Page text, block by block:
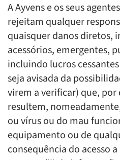
A Ayvens e os seus
rejeitam qualquer
quaisquer danos diretos,
acessórios, emergentes,
incluindo lucros
seja avisada da
virem a verificar) que,
resultem,
ou vírus ou do mau
equipamento ou de
consequência do acesso